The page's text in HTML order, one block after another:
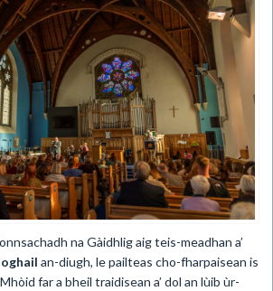
na Gàidhlig aig teis-meadhan a’
an-diugh, le pailteas cho-fharpaisean is
far a bheil traidisean a’ dol an lùib ùr-